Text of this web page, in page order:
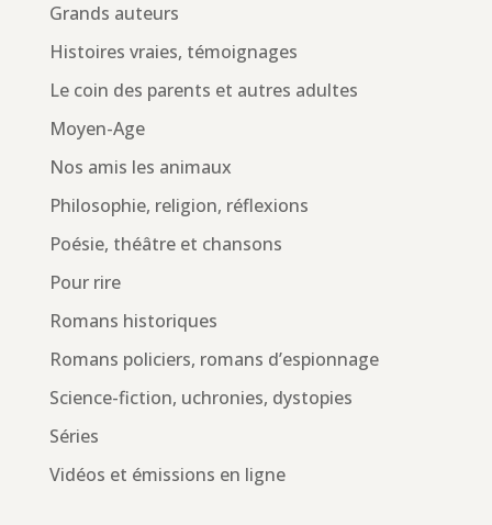
Grands auteurs
Histoires vraies, témoignages
Le coin des parents et autres adultes
Moyen-Age
Nos amis les animaux
Philosophie, religion, réflexions
Poésie, théâtre et chansons
Pour rire
Romans historiques
Romans policiers, romans d’espionnage
Science-fiction, uchronies, dystopies
Séries
Vidéos et émissions en ligne